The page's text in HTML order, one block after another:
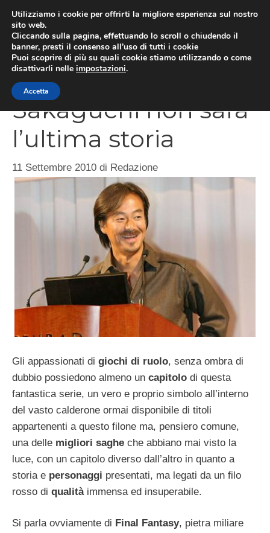
contenuto
The Last Story, per
Sakaguchi non sarà
l’ultima storia
11 Settembre 2010 di Redazione
Gli appassionati di giochi di ruolo, senza ombra di
dubbio possiedono almeno un capitolo di questa
fantastica serie, un vero e proprio simbolo all’interno
del vasto calderone ormai disponibile di titoli
appartenenti a questo filone ma, pensiero comune,
una delle migliori saghe che abbiano mai visto la
luce, con un capitolo diverso dall’altro in quanto a
storia e personaggi presentati, ma legati da un filo
rosso di qualità immensa ed insuperabile.
Si parla ovviamente di Final Fantasy, pietra miliare
Utilizziamo i cookie per offrirti la migliore esperienza sul nostro
sito web.
Cliccando sulla pagina, effettuando lo scroll o chiudendo il
banner, presti il consenso all’uso di tutti i cookie
Puoi scoprire di più su quali cookie stiamo utilizzando o come
disattivarli nelle impostazioni.
Accetta